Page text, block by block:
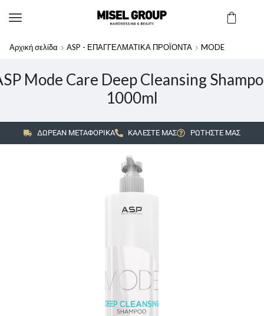
Αρχική σελίδα ASP - ΕΠΑΓΓΕΛΜΑΤΙΚΑ ΠΡΟΪΟΝΤΑ MODE
Mode Care Deep Cleansing
1000ml
ΔΩΡΕΑΝ ΜΕΤΑΦΟΡΙΚΑ ΚΑΛΕΣΤΕ ΜΑΣ ΡΩΤΗΣΤΕ ΜΑΣ